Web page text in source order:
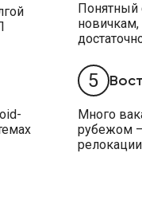
Понятный
5
Много
рубежом